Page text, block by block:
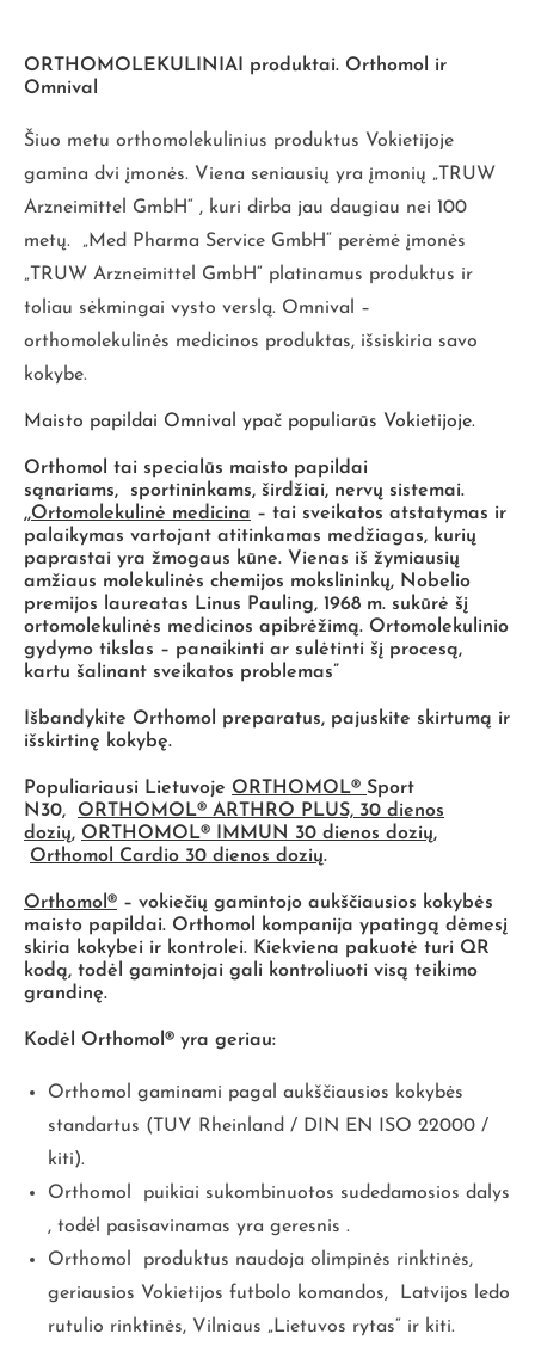
ORTHOMOLEKULINIAI produktai. Orthomol ir
Omnival
Šiuo metu orthomolekulinius produktus Vokietijoje
gamina dvi įmonės. Viena seniausių yra įmonių „TRUW
Arzneimittel GmbH“ , kuri dirba jau daugiau nei 100
metų. „Med Pharma Service GmbH“ perėmė įmonės
„TRUW Arzneimittel GmbH“ platinamus produktus ir
toliau sėkmingai vysto verslą. Omnival –
orthomolekulinės medicinos produktas, išsiskiria savo
kokybe.
Maisto papildai Omnival ypač populiarūs Vokietijoje.
Orthomol tai specialūs maisto papildai
sąnariams, sportininkams, širdžiai, nervų sistemai.
,,Ortomolekulinė medicina – tai sveikatos atstatymas ir
palaikymas vartojant atitinkamas medžiagas, kurių
paprastai yra žmogaus kūne. Vienas iš žymiausių
amžiaus molekulinės chemijos mokslininkų, Nobelio
premijos laureatas Linus Pauling, 1968 m. sukūrė šį
ortomolekulinės medicinos apibrėžimą. Ortomolekulinio
gydymo tikslas – panaikinti ar sulėtinti šį procesą,
kartu šalinant sveikatos problemas”
Išbandykite Orthomol preparatus, pajuskite skirtumą ir
išskirtinę kokybę.
Populiariausi Lietuvoje ORTHOMOL® Sport
N30, ORTHOMOL® ARTHRO PLUS, 30 dienos
dozių, ORTHOMOL® IMMUN 30 dienos dozių,
Orthomol
Cardio 30 dienos dozių.
Orthomol® – vokiečių gamintojo aukščiausios kokybės
maisto papildai. Orthomol
kompanija ypatingą dėmesį
skiria kokybei ir kontrolei. Kiekviena pakuotė turi QR
kodą, todėl gamintojai gali kontroliuoti visą teikimo
grandinę.
Kodėl Orthomol® yra geriau:
Orthomol
gaminami pagal aukščiausios kokybės
standartus (TUV Rheinland / DIN EN ISO 22000 /
kiti).
Orthomol puikiai sukombinuotos sudedamosios dalys
, todėl pasisavinamas yra geresnis .
Orthomol produktus naudoja olimpinės rinktinės,
geriausios Vokietijos futbolo komandos, Latvijos ledo
rutulio rinktinės, Vilniaus „Lietuvos rytas“ ir kiti.